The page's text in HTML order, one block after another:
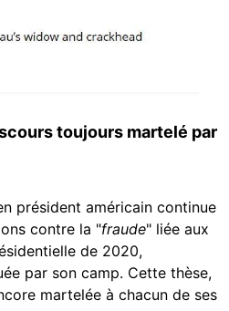
toujours martelé par
président américain continue
contre la "fraude" liée aux
de 2020,
par son camp. Cette thèse,
martelée à chacun de ses